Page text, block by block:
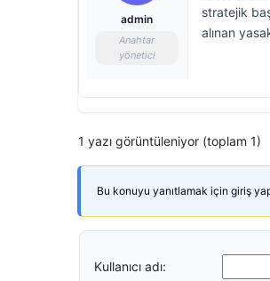
admin
Anahtar
yönetici
stratejik
alınan
1 yazı görüntüleniyor (toplam 1)
Bu konuyu yanıtlamak için giriş
Kullanıcı adı: